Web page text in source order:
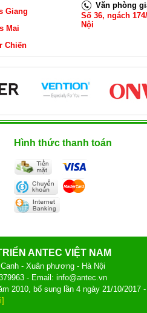
Giang
Mai
Chiến
Văn phòng
Số 36, ngách
Nội
Hình thức thanh toán
ANTEC VIỆT NAM
- Xuân phương - Hà Nội
- Email: info@antec.vn
2010, bổ sung lần 4 ngày 21/10/